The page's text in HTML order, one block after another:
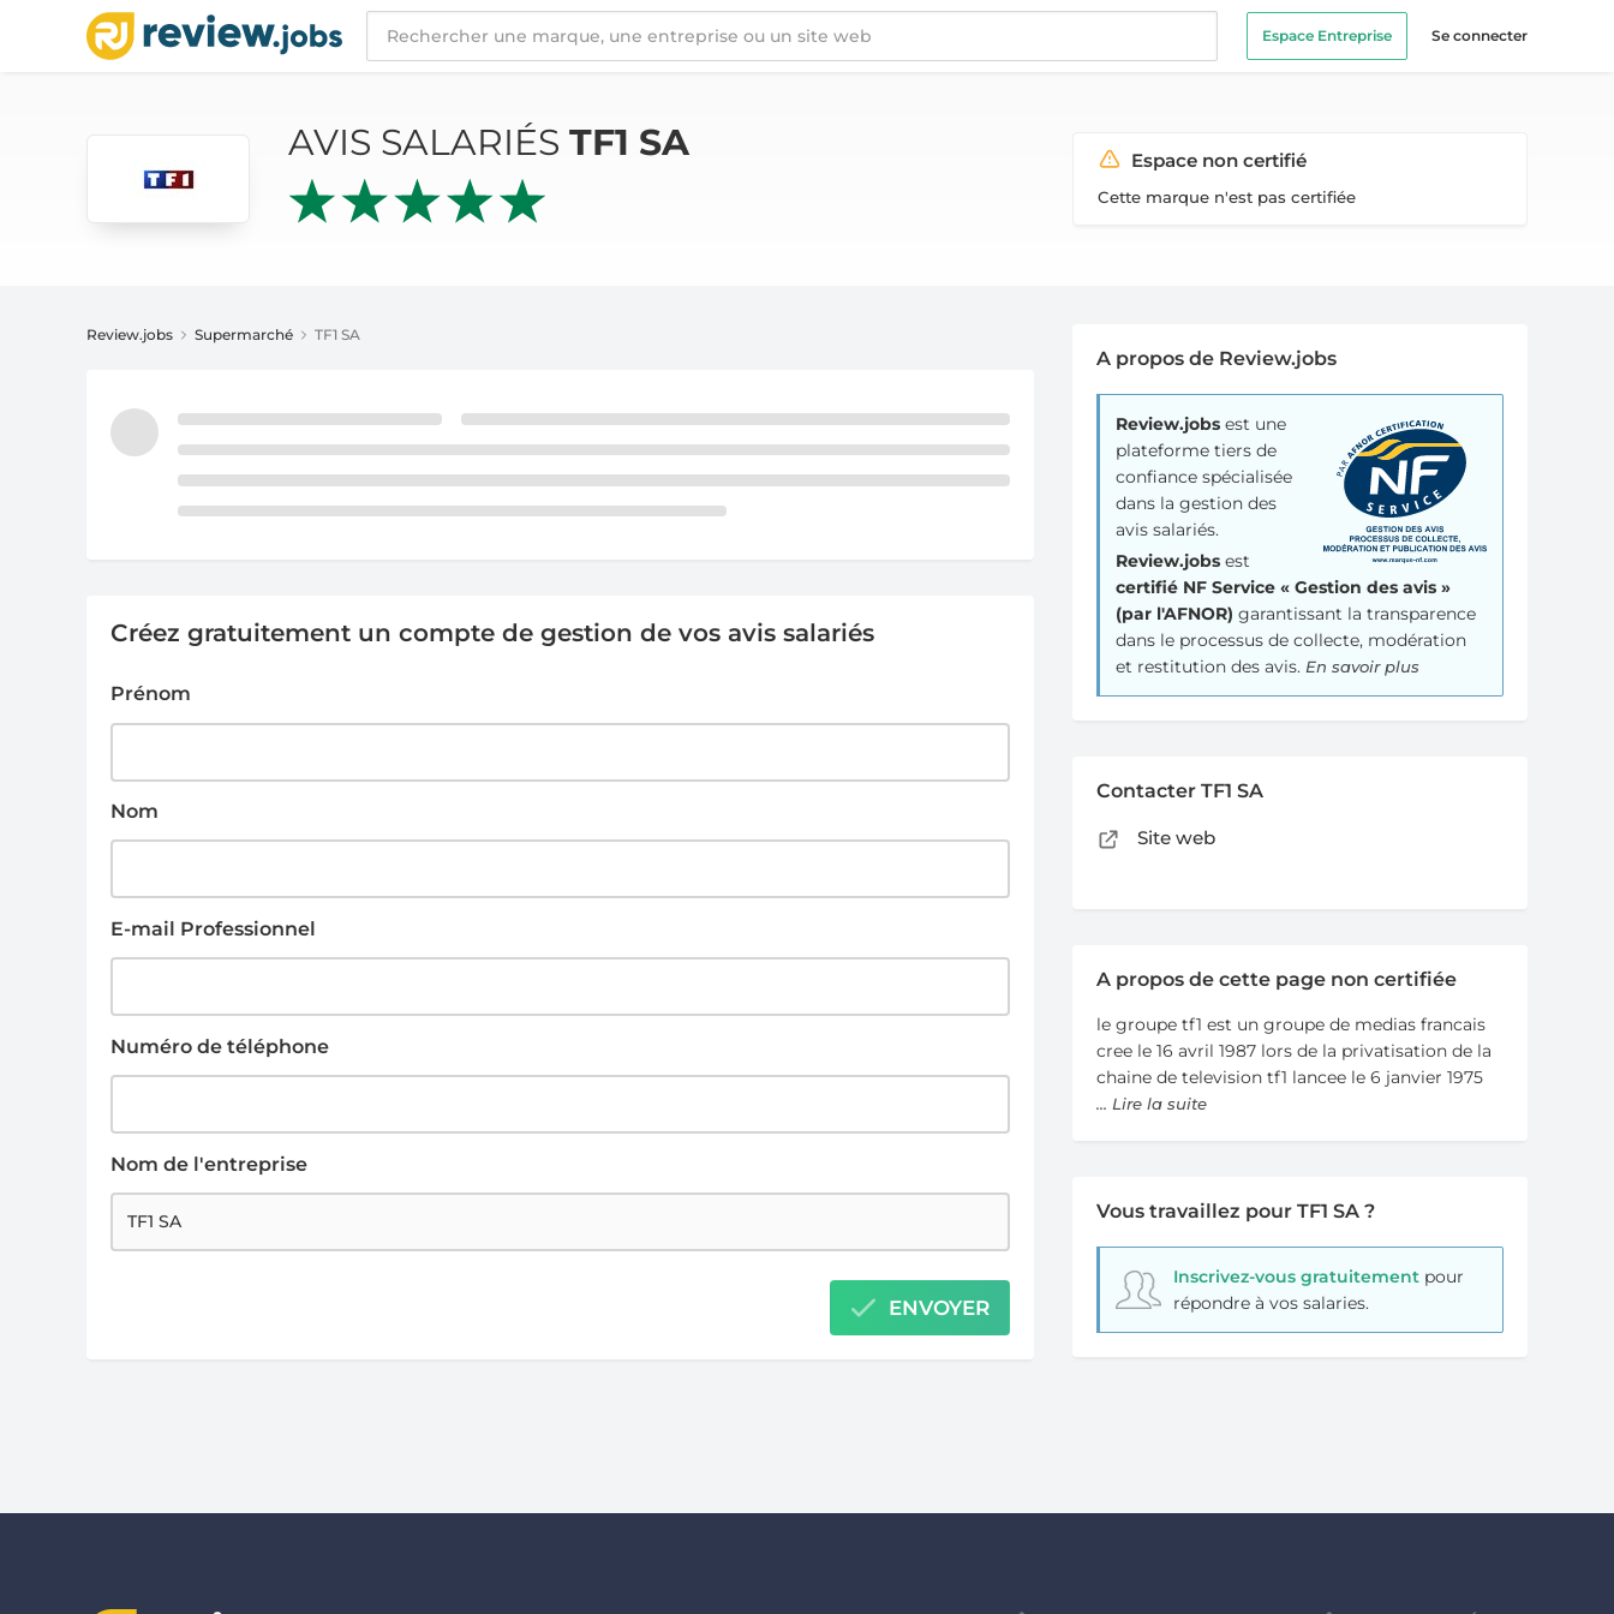
Espace Entreprise Se connecter
AVIS SALARIÉS TF1 SA
AVIS SALARIÉS TF1 SA Espace non certifié
Cette marque n'est pas certifiée
Review.jobs Supermarché TF1 SA
Créez gratuitement un compte de gestion de vos avis salariés
Prénom
Nom
E-mail Professionnel
Numéro de téléphone
Nom de l'entreprise
ENVOYER
A propos de Review.jobs
Review.jobs est une
plateforme tiers de
confiance spécialisée
dans la gestion des
avis salariés.
Review.jobs est
certifié NF Service « Gestion des avis »
(par l'AFNOR) garantissant la transparence
dans le processus de collecte, modération
et restitution des avis.En savoir plus
Contacter TF1 SA
Site web
A propos de cette page non certifiée
le groupe tf1 est un groupe de medias francais
cree le 16 avril 1987 lors de la privatisation de la
chaine de television tf1 lancee le 6 janvier 1975
... Lire la suite
Vous travaillez pour TF1 SA ?
Inscrivez-vous gratuitementpour
répondre à vos salaries.